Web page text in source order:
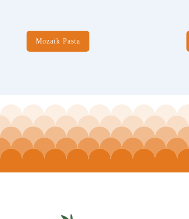
Mozaik Pasta